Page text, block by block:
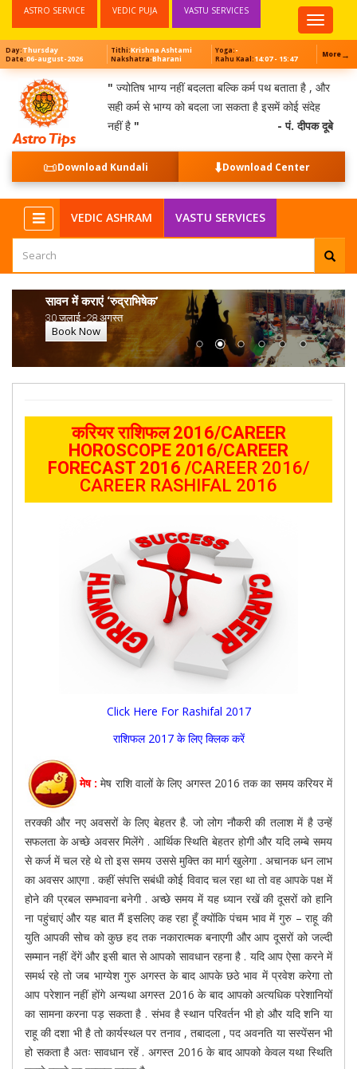
Top
Menu
ASTRO SERVICE VEDIC PUJA VASTU SERVICES
Day:Thursday
Date:06-august-2026
Tithi:Krishna Ashtami
Nakshatra:Bharani
Yoga:-
Rahu Kaal:14:07 - 15:47 More→
" ज्योतिष भाग्य नहीं बदलता बल्कि कर्म पथ बताता है , और
सही कर्म से भाग्य को बदला जा सकता है इसमें कोई संदेह
नहीं है " - पं. दीपक दूबे
📜Download Kundali ⬇️Download Center
VEDIC ASHRAM VASTU SERVICES
सावन में कराएं ‘रुद्राभिषेक’
30 जुलाई -28 अगस्त
Book Now
करियर राशिफल 2016/CAREER
HOROSCOPE 2016/CAREER
FORECAST 2016 /CAREER 2016/
CAREER RASHIFAL 2016
Click Here For Rashifal 2017
राशिफल 2017 के लिए क्लिक करें
मेष : मेष राशि वालों के लिए अगस्त 2016 तक का समय करियर में
तरक्की और नए अवसरों के लिए बेहतर है. जो लोग नौकरी की तलाश में है उन्हें
सफलता के अच्छे अवसर मिलेंगे . आर्थिक स्थिति बेहतर होगी और यदि लम्बे समय
से कर्ज में चल रहे थे तो इस समय उससे मुक्ति का मार्ग खुलेगा . अचानक धन लाभ
का अवसर आएगा . कहीं संपत्ति सबंधी कोई विवाद चल रहा था तो वह आपके पक्ष में
होने की प्रबल सम्भावना बनेगी . अच्छे समय में यह ध्यान रखें की दूसरों को हानि
ना पहुंचाएं और यह बात मैं इसलिए कह रहा हूँ क्योंकि पंचम भाव में गुरु – राहू की
युति आपकी सोच को कुछ हद तक नकारात्मक बनाएगी और आप दूसरों को जल्दी
सम्मान नहीं देंगें और इसी बात से आपको सावधान रहना है . यदि आप ऐसा करने में
समर्थ रहे तो जब भाग्येश गुरु अगस्त के बाद आपके छठे भाव में प्रवेश करेगा तो
आप परेशान नहीं होंगे अन्यथा अगस्त 2016 के बाद आपको अत्यधिक परेशानियों
का सामना करना पड़ सकता है . संभव है स्थान परिवर्तन भी हो और यदि शनि या
राहू की दशा भी है तो कार्यस्थल पर तनाव , तबादला , पद अवनति या सस्पेंसन भी
हो सकता है अतः सावधान रहें . अगस्त 2016 के बाद आपको केवल यथा स्थिति